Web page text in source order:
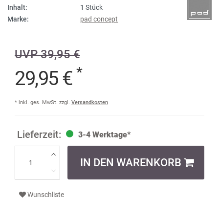
Inhalt:
1 Stück
Marke:
pad concept
UVP 39,95 €
29,95 € *
* inkl. ges. MwSt. zzgl. Versandkosten
3-4 Werktage*
IN DEN WARENKORB
Wunschliste